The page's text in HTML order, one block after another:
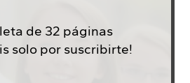
de 32 páginas
solo por suscribirte!